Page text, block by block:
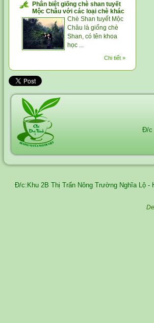
Phân biệt giống chè shan tuyết
Mộc Châu với các loại chè khác
Chè Shan tuyết Mộc
Châu là giống chè
Shan, có tên khoa
học ...
Chi tiết »
Đ/c
Đ/c:Khu 2B Thị Trấn Nông Trường Nghĩa Lộ -